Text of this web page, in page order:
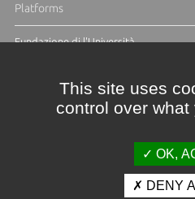
Platforms
Fundazione di l'Università
This site uses
control over
OK,
DENY